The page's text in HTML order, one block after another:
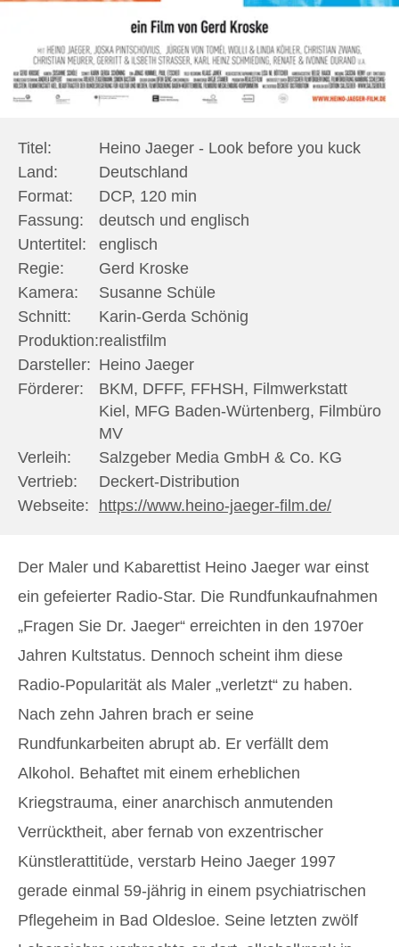
Titel:
Heino Jaeger - Look before you kuck
Land:
Deutschland
Format:
DCP, 120 min
Fassung:
deutsch und englisch
Untertitel:
englisch
Regie:
Gerd Kroske
Kamera:
Susanne Schüle
Schnitt:
Karin-Gerda Schönig
Produktion:realistfilm
Darsteller: Heino Jaeger
Förderer:
BKM, DFFF, FFHSH, Filmwerkstatt
Kiel, MFG Baden-Würtenberg, Filmbüro
MV
Verleih:
Salzgeber Media GmbH & Co. KG
Vertrieb:
Deckert-Distribution
Webseite:
https://www.heino-jaeger-film.de/
Der Maler und Kabarettist Heino Jaeger war einst
ein gefeierter Radio-Star. Die Rundfunkaufnahmen
„Fragen Sie Dr. Jaeger“ erreichten in den 1970er
Jahren Kultstatus. Dennoch scheint ihm diese
Radio-Popularität als Maler „verletzt“ zu haben.
Nach zehn Jahren brach er seine
Rundfunkarbeiten abrupt ab. Er verfällt dem
Alkohol. Behaftet mit einem erheblichen
Kriegstrauma, einer anarchisch anmutenden
Verrücktheit, aber fernab von exzentrischer
Künstlerattitüde, verstarb Heino Jaeger 1997
gerade einmal 59-jährig in einem psychiatrischen
Pflegeheim in Bad Oldesloe. Seine letzten zwölf